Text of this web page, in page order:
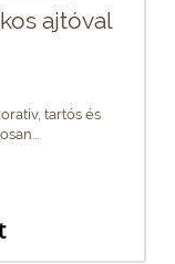
ajtóval
tartós és